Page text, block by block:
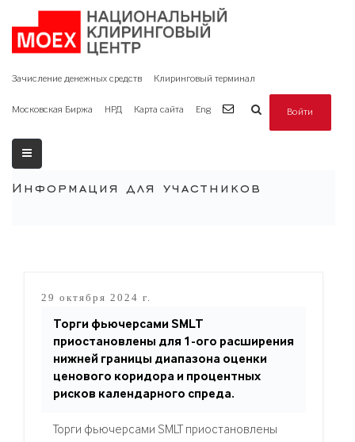
Зачисление денежных средств Клиринговый терминал
Московская Биржа НРД Карта сайта Eng Войти
Информация для участников
29 октября 2024 г.
Торги фьючерсами SMLT
приостановлены для 1-ого расширения
нижней границы диапазона оценки
ценового коридора и процентных
рисков календарного спреда.
Торги фьючерсами SMLT приостановлены